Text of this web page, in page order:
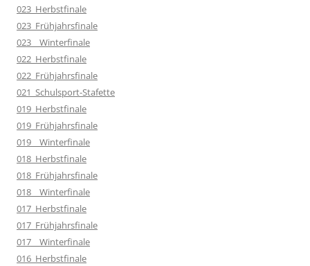
023_Herbstfinale
023_Frühjahrsfinale
023__Winterfinale
022_Herbstfinale
022_Frühjahrsfinale
021_Schulsport-Stafette
019_Herbstfinale
019_Frühjahrsfinale
019__Winterfinale
018_Herbstfinale
018_Frühjahrsfinale
018__Winterfinale
017_Herbstfinale
017_Frühjahrsfinale
017__Winterfinale
016_Herbstfinale